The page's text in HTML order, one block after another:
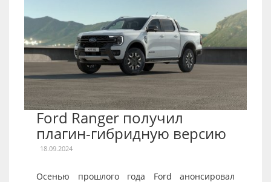
Ford Ranger получил
плагин-гибридную версию
18.09.2024
Осенью прошлого года Ford анонсировал